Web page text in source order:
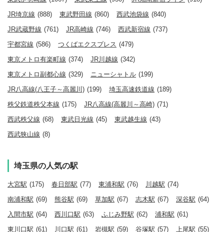
JR埼京線 (888) 東武野田線 (860) 西武池袋線 (840)
JR武蔵野線 (761) JR高崎線 (746) 西武新宿線 (737)
宇都宮線 (586) つくばエクスプレス (479)
東京メトロ有楽町線 (374) JR川越線 (342)
東京メトロ副都心線 (329) ニューシャトル (199)
JR八高線(八王子～高麗川) (199) 埼玉高速鉄道線 (189)
秩父鉄道秩父本線 (175) JR八高線(高麗川～高崎) (71)
西武秩父線 (68) 東武日光線 (45) 東武越生線 (43)
西武狭山線 (8)
埼玉県の人気の駅
大宮駅 (175) 春日部駅 (77) 東浦和駅 (76) 川越駅 (74)
南浦和駅 (69) 熊谷駅 (69) 草加駅 (67) 志木駅 (67) 深谷駅 (64)
入間市駅 (64) 西川口駅 (63) ふじみ野駅 (62) 浦和駅 (61)
東川口駅 (61) 川口駅 (61) 岩槻駅 (59) 谷塚駅 (57) 上尾駅 (55)